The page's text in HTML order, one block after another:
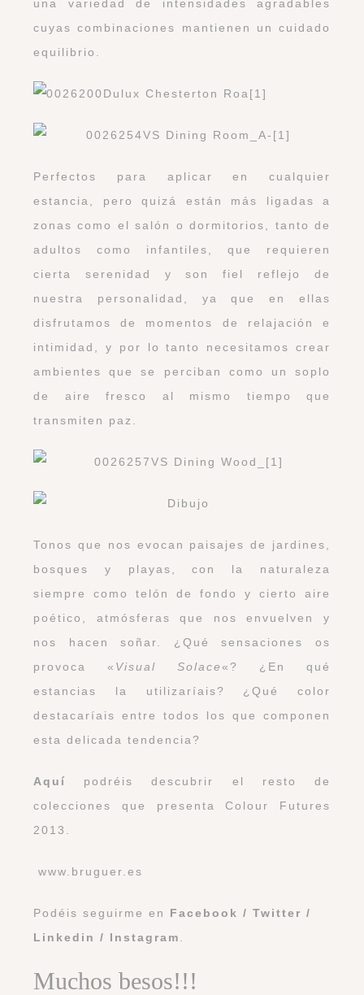
una variedad de intensidades agradables
cuyas combinaciones mantienen un cuidado
equilibrio.
Perfectos para aplicar en cualquier
estancia, pero quizá están más ligadas a
zonas como el salón o dormitorios, tanto de
adultos como infantiles, que requieren
cierta serenidad y son fiel reflejo de
nuestra personalidad, ya que en ellas
disfrutamos de momentos de relajación e
intimidad, y por lo tanto necesitamos crear
ambientes que se perciban como un soplo
de aire fresco al mismo tiempo que
transmiten paz.
Tonos que nos evocan paisajes de jardines,
bosques y playas, con la naturaleza
siempre como telón de fondo y cierto aire
poético, atmósferas que nos envuelven y
nos hacen soñar. ¿Qué sensaciones os
provoca « Visual Solace«? ¿En qué
estancias la utilizaríais? ¿Qué color
destacaríais entre todos los que componen
esta delicada tendencia?
Aquí podréis descubrir el resto de
colecciones que presenta Colour Futures
2013.
www.bruguer.es
Podéis seguirme en Facebook / Twitter /
Linkedin / Instagram
Muchos besos!!!